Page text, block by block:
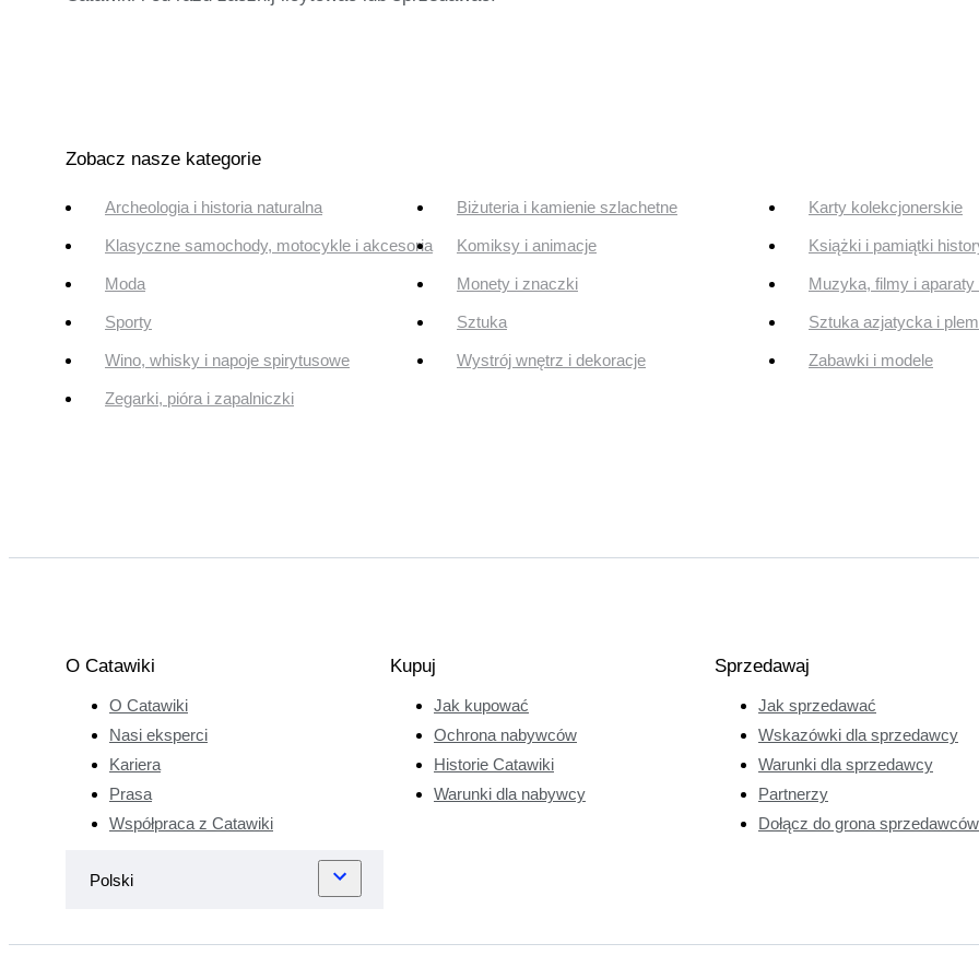
Zobacz nasze kategorie
Archeologia i historia naturalna Biżuteria i kamienie szlachetne Karty kolekcjonerskie
Klasyczne samochody, motocykle i akcesoria Komiksy i animacje Książki i pamiątki
Moda Monety i znaczki Muzyka, filmy i aparaty
Sporty Sztuka Sztuka azjatycka i
Wino, whisky i napoje spirytusowe Wystrój wnętrz i dekoracje Zabawki i modele
Zegarki, pióra i zapalniczki
O Catawiki
O Catawiki
Nasi eksperci
Kariera
Prasa
Współpraca z Catawiki
Kupuj
Jak kupować
Ochrona nabywców
Historie Catawiki
Warunki dla nabywcy
Sprzedawaj
Jak sprzedawać
Wskazówki dla sprzedawcy
Warunki dla sprzedawcy
Partnerzy
Dołącz do grona